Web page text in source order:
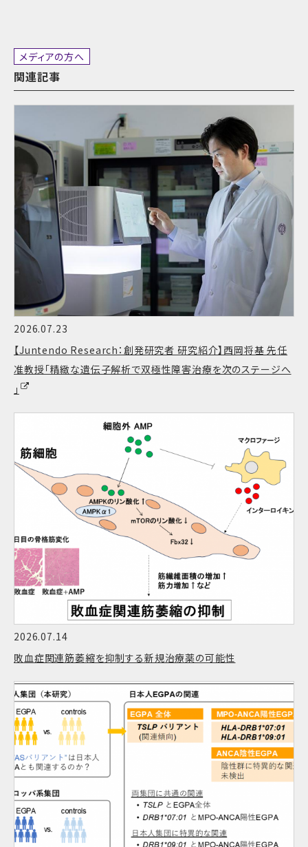
メディアの方へ
関連記事
2026.07.23
【Juntendo Research：創発研究者 研究紹介】西岡将基 先任
准教授「精緻な遺伝子解析で双極性障害治療を次のステージへ
」
2026.07.14
敗血症関連筋萎縮を抑制する新規治療薬の可能性